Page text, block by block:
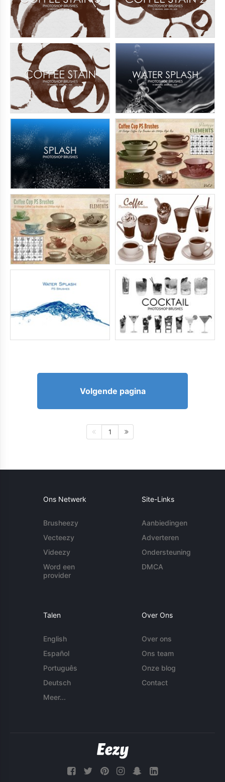
Volgende pagina
1
Ons Netwerk
Brusheezy
Vecteezy
Videezy
Word een
provider
Site-Links
Aanbiedingen
Adverteren
Ondersteuning
DMCA
Talen
English
Español
Português
Deutsch
Meer...
Over Ons
Over ons
Ons team
Onze blog
Contact